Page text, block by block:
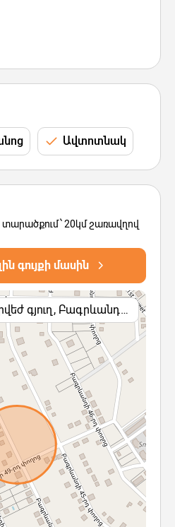
Ավտոտնակ
տարածքում՝ 20կմ շառավղով
գույքի մասին
Հայաստան, Ջրվեժ գյուղ, Բագրևանդի 43-րդ փողոց